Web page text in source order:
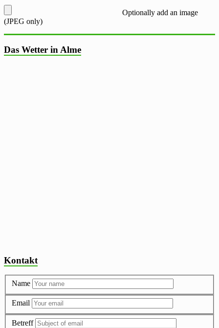
Optionally add an image
(JPEG only)
Das Wetter in Alme
Kontakt
Name
Email
Betreff